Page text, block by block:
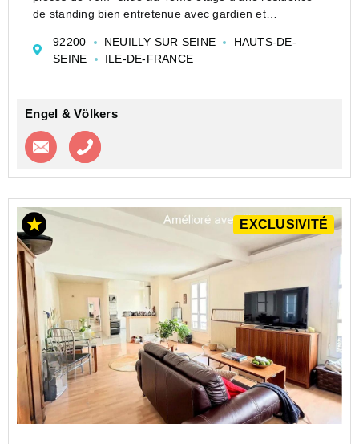
de standing bien entretenue avec gardien et
Il se compose d'une entrée, d'un séjour, d'une cuisine
aménagée séparée, de ...
92200 NEUILLY SUR SEINE
HAUTS-DE-
SEINE
ILE-DE-FRANCE
Engel & Völkers
Contacter l'agence
EXCLUSIVITÉ